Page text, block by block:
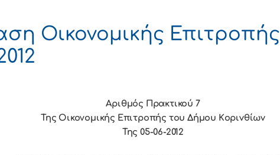
Οικονομικής Επιτροπής
Αριθμός Πρακτικού 7
Της Οικονομικής Επιτρoπής τoυ Δήμoυ Κoριvθίωv
Της 05-06-2012